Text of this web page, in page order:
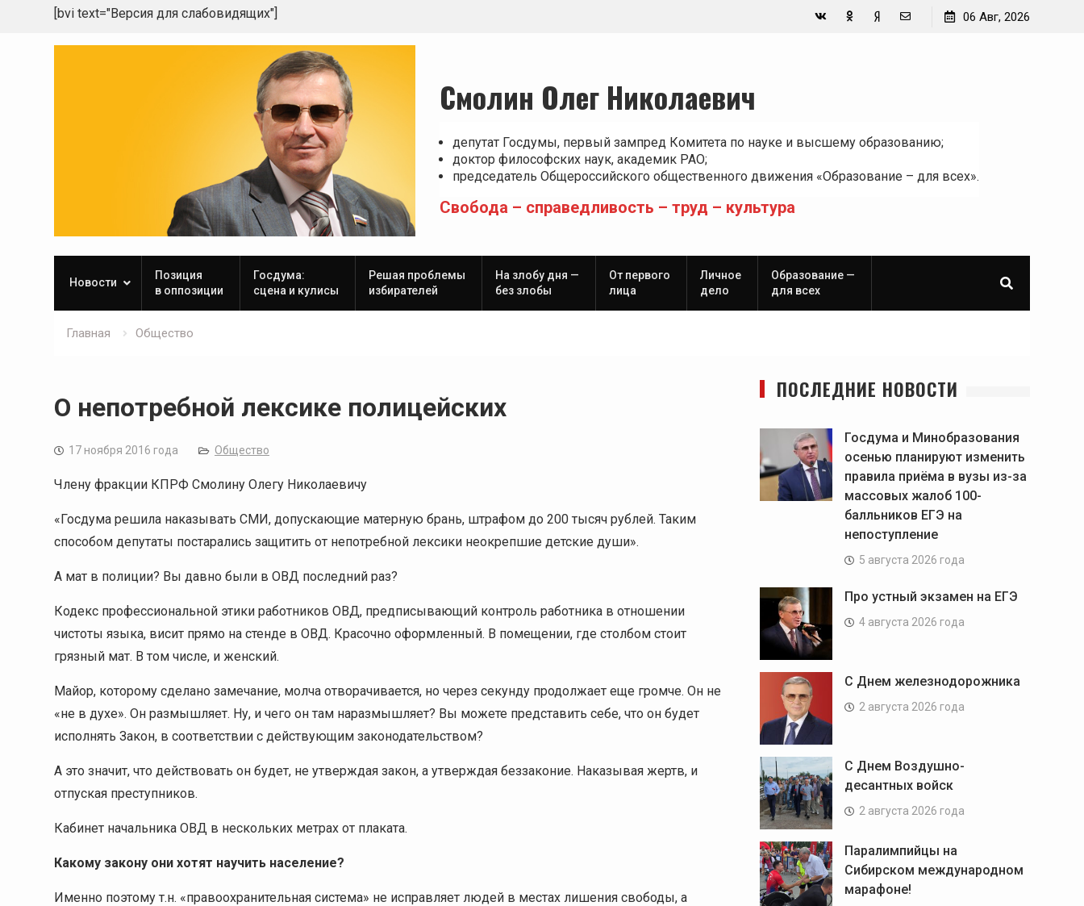
[bvi text="Версия для слабовидящих"] 06 Авг, 2026
Смолин Олег Николаевич
депутат Госдумы, первый зампред Комитета по науке и высшему образованию;
доктор философских наук, академик РАО;
председатель Общероссийского общественного движения «Образование – для всех».
Свобода – справедливость – труд – культура
Новости
Позиция
в оппозиции
Госдума:
сцена и кулисы
Решая проблемы
избирателей
На злобу дня —
без злобы
От первого
лица
Личное
дело
Образование —
для всех
Главная Общество
О непотребной лексике полицейских
17 ноября 2016 года Общество
Члену фракции КПРФ Смолину Олегу Николаевичу
«Госдума решила наказывать СМИ, допускающие матерную брань, штрафом до 200 тысяч рублей. Таким
способом депутаты постарались защитить от непотребной лексики неокрепшие детские души».
А мат в полиции? Вы давно были в ОВД последний раз?
Кодекс профессиональной этики работников ОВД, предписывающий контроль работника в отношении
чистоты языка, висит прямо на стенде в ОВД. Красочно оформленный. В помещении, где столбом стоит
грязный мат. В том числе, и женский.
Майор, которому сделано замечание, молча отворачивается, но через секунду продолжает еще громче. Он не
«не в духе». Он размышляет. Ну, и чего он там наразмышляет? Вы можете представить себе, что он будет
исполнять Закон, в соответствии с действующим законодательством?
А это значит, что действовать он будет, не утверждая закон, а утверждая беззаконие. Наказывая жертв, и
отпуская преступников.
Кабинет начальника ОВД в нескольких метрах от плаката.
Какому закону они хотят научить население?
Именно поэтому т.н. «правоохранительная система» не исправляет людей в местах лишения свободы, а
ПОСЛЕДНИЕ НОВОСТИ
Госдума и Минобразования
осенью планируют изменить
правила приёма в вузы из-за
массовых жалоб 100-
балльников ЕГЭ на
непоступление
5 августа 2026 года
Про устный экзамен на ЕГЭ
4 августа 2026 года
С Днем железнодорожника
2 августа 2026 года
С Днем Воздушно-
десантных войск
2 августа 2026 года
Паралимпийцы на
Сибирском международном
марафоне!